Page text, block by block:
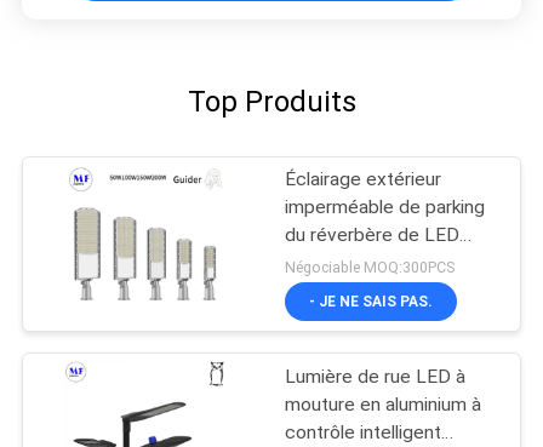
Top Produits
Éclairage extérieur
imperméable de parking
du réverbère de LED
30W 50W 100W 150W
200W IK08 IP66
Négociable MOQ:300PCS
- JE NE SAIS PAS.
Lumière de rue LED à
mouture en aluminium à
contrôle intelligent